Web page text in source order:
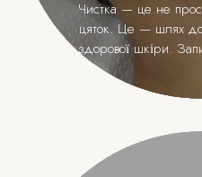
Чистка — це не
цяток. Це — шлях до
здорової шкіри.